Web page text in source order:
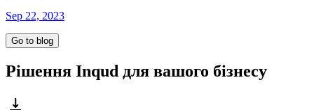
Sep 22, 2023
Go to blog
Рішення Inqud для вашого бізнесу